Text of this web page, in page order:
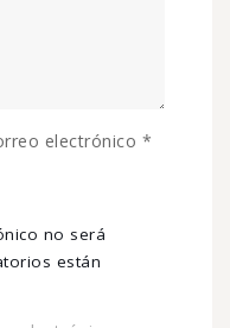
no será
están
electrónico *